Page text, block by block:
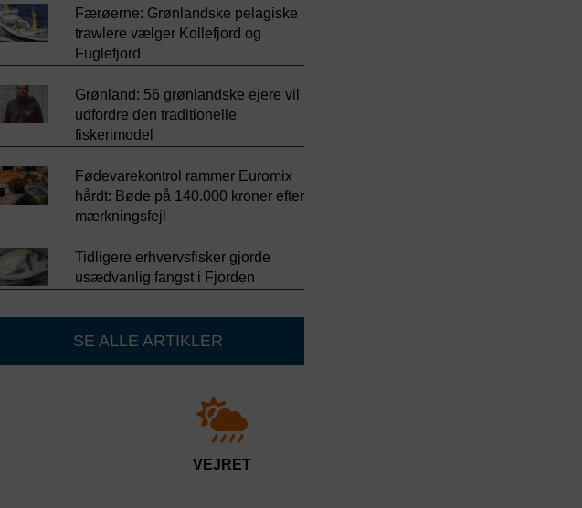
Færøerne: Grønlandske pelagiske
trawlere vælger Kollefjord og
Fuglefjord
Grønland: 56 grønlandske ejere vil
udfordre den traditionelle
fiskerimodel
Fødevarekontrol rammer Euromix
hårdt: Bøde på 140.000 kroner efter
mærkningsfejl
Tidligere erhvervsfisker gjorde
usædvanlig fangst i Fjorden
SE ALLE ARTIKLER
VEJRET